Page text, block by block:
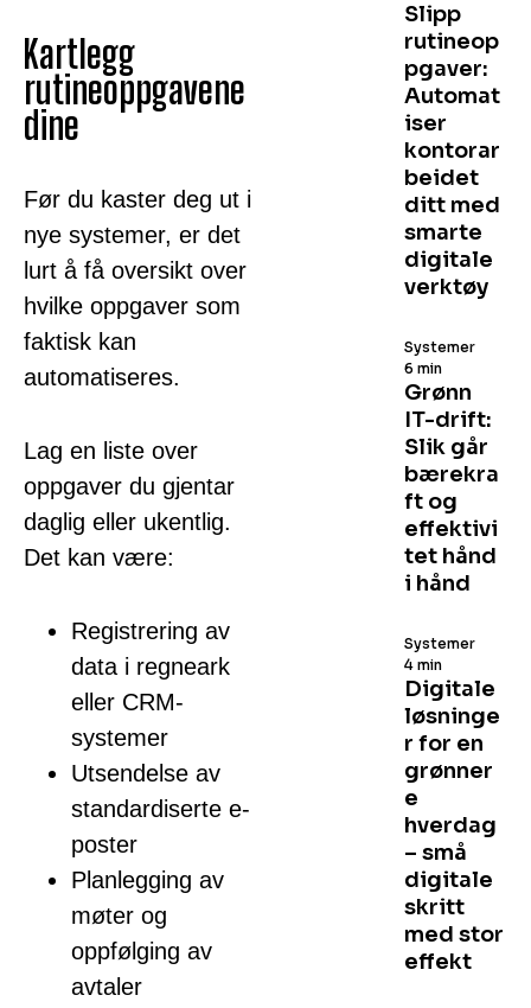
Kartlegg
rutineoppgavene
dine
Før du kaster deg ut i
nye systemer, er det
lurt å få oversikt over
hvilke oppgaver som
faktisk kan
automatiseres.
Lag en liste over
oppgaver du gjentar
daglig eller ukentlig.
Det kan være:
Registrering av
data i regneark
eller CRM-
systemer
Utsendelse av
standardiserte e-
poster
Planlegging av
møter og
oppfølging av
avtaler
Slipp
rutineop
pgaver:
Automat
iser
kontorar
beidet
ditt med
smarte
digitale
verktøy
Grønn
IT-drift:
Slik går
bærekra
ft og
effektivi
tet hånd
i hånd
Systemer
6 min
Digitale
løsninge
r for en
grønner
e
hverdag
– små
digitale
skritt
med stor
effekt
Systemer
4 min